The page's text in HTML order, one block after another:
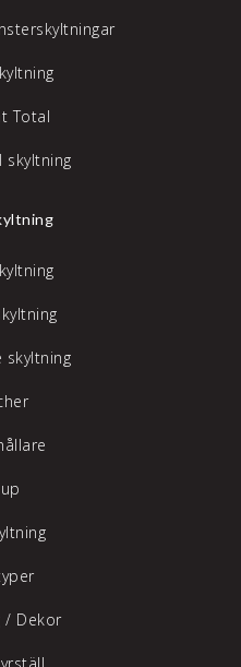
Total
skyltning
skyltning
/ Dekor